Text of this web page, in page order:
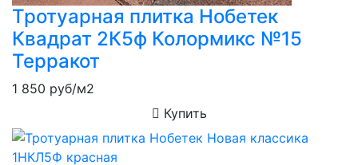
Тротуарная плитка Нобетек
Квадрат 2К5ф Колормикс №15
Терракот
1 850 руб/м2
Купить